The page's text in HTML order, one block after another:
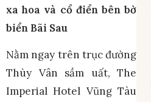
xa hoa và cổ điển bên bờ
biển Bãi Sau
Nằm ngay trên trục đường
Thùy Vân sầm uất, The
Imperial Hotel Vũng Tàu